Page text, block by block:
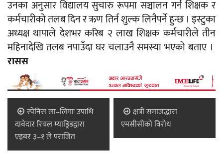
उनका अनुसार विद्यालय सुचारु रूपमा सञ्चालन गर्न शिक्षक र
कर्मचारीको तलब दिन र ऋण तिर्न शुल्क लिनैपर्ने हुन्छ । इस्टुका
अध्यक्ष थापाले देशभर करिब २ लाख शिक्षक कर्मचारीले तीन
महिनादेखि तलब नपाउँदा घर चलाउनै समस्या भएको बताए ।
रासस
स्पेनिस ला–लिगाः उपाधि
दावेदार रियल म्याड्रिडद्वारा
एइबर ३–१ ले पराजित
क्षत्री समाजद्धारा
एमसीसीको विरोध